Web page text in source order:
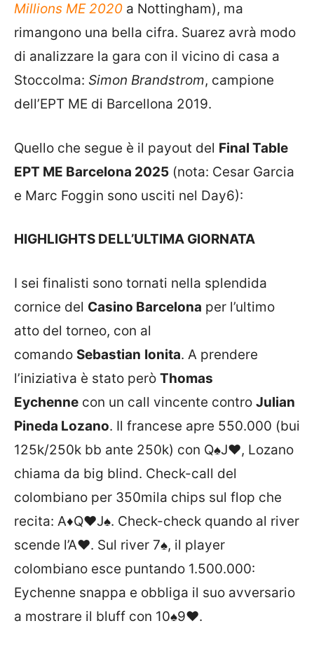
Millions ME 2020 a Nottingham), ma
rimangono una bella cifra. Suarez avrà modo
di analizzare la gara con il vicino di casa a
Stoccolma: Simon Brandstrom, campione
dell’EPT ME di Barcellona 2019.
Quello che segue è il payout del Final Table
EPT ME Barcelona 2025 (nota: Cesar Garcia
e Marc Foggin sono usciti nel Day6):
HIGHLIGHTS DELL’ULTIMA GIORNATA
I sei finalisti sono tornati nella splendida
cornice del Casino Barcelona per l’ultimo
atto del torneo, con al
comando Sebastian Ionita. A prendere
l’iniziativa è stato però Thomas
Eychenne con un call vincente contro Julian
Pineda Lozano. Il francese apre 550.000 (bui
125k/250k bb ante 250k) con Q♠J♥, Lozano
chiama da big blind. Check-call del
colombiano per 350mila chips sul flop che
recita: A♦Q♥J♠. Check-check quando al river
scende l’A♥. Sul river 7♠, il player
colombiano esce puntando 1.500.000:
Eychenne snappa e obbliga il suo avversario
a mostrare il bluff con 10♠9♥.